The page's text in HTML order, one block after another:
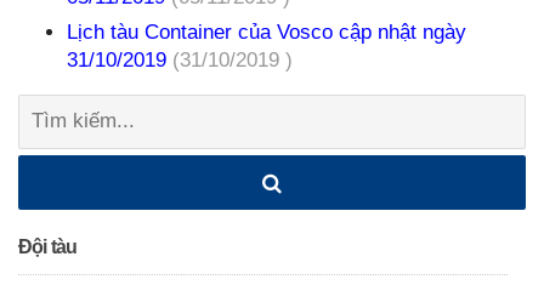
Lịch tàu Container của Vosco cập nhật ngày
31/10/2019 (31/10/2019 )
Tìm
Đội tàu